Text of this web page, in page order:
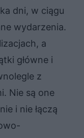
dni, w ciągu
wydarzenia.
a
główne i
z
Nie są one
i nie łączą